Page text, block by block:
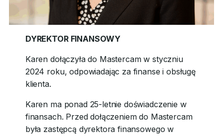
DYREKTOR FINANSOWY
Karen dołączyła do Mastercam w styczniu
2024 roku, odpowiadając za finanse i obsługę
klienta.
Karen ma ponad 25-letnie doświadczenie w
finansach. Przed dołączeniem do Mastercam
była zastępcą dyrektora finansowego w